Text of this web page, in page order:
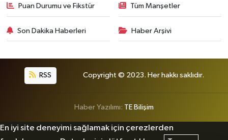
Puan Durumu ve Fikstür Tüm Manşetler
Son Dakika Haberleri Haber Arşivi
RSS Copyright © 2023. Her hakkı saklıdır.
Haber Yazılımı: TE Bilişim
En iyi site deneyimi sağlamak için çerezlerden